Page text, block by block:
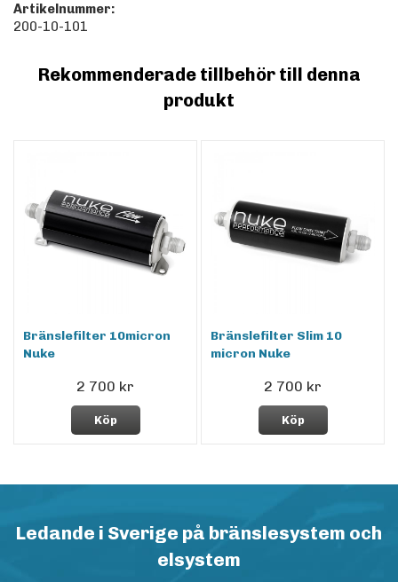
Artikelnummer:
200-10-101
Rekommenderade tillbehör till denna
produkt
Bränslefilter 10micron
Nuke
2 700 kr
Köp
Bränslefilter Slim 10
micron Nuke
2 700 kr
Köp
Ledande i Sverige på bränslesystem och
elsystem